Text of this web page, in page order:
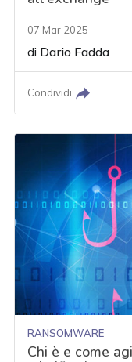
07 Mar 2025
di Dario Fadda
Condividi
RANSOMWARE
Chi è e come